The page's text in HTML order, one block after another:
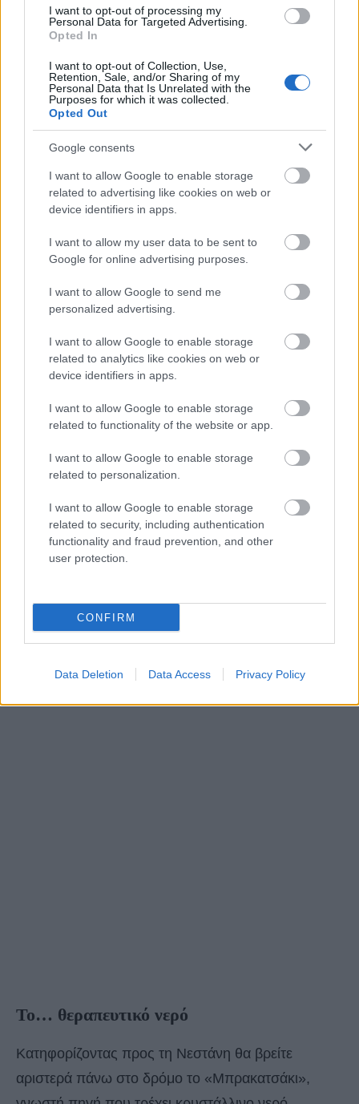
I want to opt-out of processing my
Personal Data for Targeted Advertising.
Opted In
I want to opt-out of Collection, Use,
Retention, Sale, and/or Sharing of my
Personal Data that Is Unrelated with the
Purposes for which it was collected.
Opted Out
Google consents
I want to allow Google to enable storage
related to advertising like cookies on web or
device identifiers in apps.
I want to allow my user data to be sent to
Google for online advertising purposes.
I want to allow Google to send me
personalized advertising.
I want to allow Google to enable storage
related to analytics like cookies on web or
device identifiers in apps.
I want to allow Google to enable storage
related to functionality of the website or app.
I want to allow Google to enable storage
related to personalization.
I want to allow Google to enable storage
related to security, including authentication
functionality and fraud prevention, and other
user protection.
CONFIRM
Data Deletion Data Access Privacy Policy
«Αράχωβα της Αργολίδας»
παλιών νερόμυλων, που εργάζονταν κάποτε οι
κάτοικοι της περιοχής. Δούλευαν μέρα – νύχτα με
τα νερά, που έφταναν ως εκεί από τις φυσικές
πηγές του Αρτεμισίου και εξυπηρετούσαν ολόκληρη
την περιοχή. Οι εγκαταλελειμμένες μυλόπετρες
μέσα στα χαλάσματα μαρτυρούν ακόμα τα παλιά
ανακαινίζονται από ντόπιους αλλά και από ξένους
σύγχρονου παραθεριστικού προορισμού, με τα
μαγαζιά και την όμορφη πλατεία στο κέντρο του,
Στην πλατεία τα βλέμματα τραβάει η πέτρινη βρύση
που τρέχει συνεχώς κρυστάλλινο νερό, ενώ από
πάνω, γυμνές οι καρυδιές συνδυάζονται με το
Η κεντρική εκκλησία του χωριού, ο Αγιος Ιωάννης ο
Πρόδρομος με ιστορία σχεδόν 800 ετών,
της στις 29 Αυγούστου.
Το… θεραπευτικό νερό
Κατηφορίζοντας προς τη Νεστάνη θα βρείτε
αριστερά πάνω στο δρόμο το «Μπρακατσάκι»,